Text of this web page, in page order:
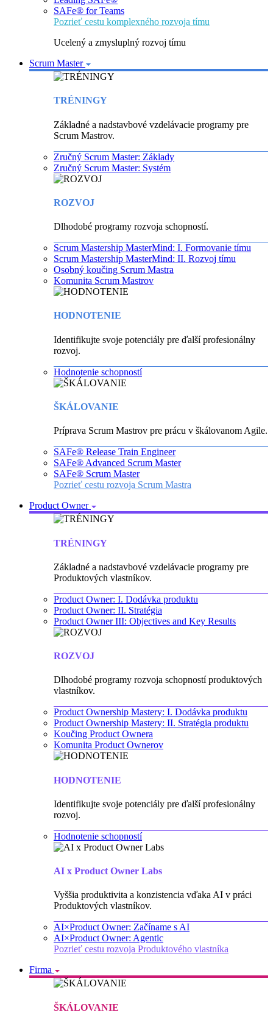
SAFe® for Teams
Pozrieť cestu komplexného rozvoja tímu
Ucelený a zmysluplný rozvoj tímu
Scrum Master
TRÉNINGY
Základné a nadstavbové vzdelávacie programy pre
Scrum Mastrov.
Zručný Scrum Master: Základy
Zručný Scrum Master: Systém
ROZVOJ
Dlhodobé programy rozvoja schopností.
Scrum Mastership MasterMind: I. Formovanie tímu
Scrum Mastership MasterMind: II. Rozvoj tímu
Osobný koučing Scrum Mastra
Komunita Scrum Mastrov
HODNOTENIE
Identifikujte svoje potenciály pre ďalší profesionálny
rozvoj.
Hodnotenie schopností
ŠKÁLOVANIE
Príprava Scrum Mastrov pre prácu v škálovanom Agile.
SAFe® Release Train Engineer
SAFe® Advanced Scrum Master
SAFe® Scrum Master
Pozrieť cestu rozvoja Scrum Mastra
Product Owner
TRÉNINGY
Základné a nadstavbové vzdelávacie programy pre
Produktových vlastníkov.
Product Owner: I. Dodávka produktu
Product Owner: II. Stratégia
Product Owner III: Objectives and Key Results
ROZVOJ
Dlhodobé programy rozvoja schopností produktových
vlastníkov.
Product Ownership Mastery: I. Dodávka produktu
Product Ownership Mastery: II. Stratégia produktu
Koučing Product Ownera
Komunita Product Ownerov
HODNOTENIE
Identifikujte svoje potenciály pre ďalší profesionálny
rozvoj.
Hodnotenie schopností
AI x Product Owner Labs
Vyššia produktivita a konzistencia vďaka AI v práci
Produktových vlastníkov.
AI×Product Owner: Začíname s AI
AI×Product Owner: Agentic
Pozrieť cestu rozvoja Produktového vlastníka
Firma
ŠKÁLOVANIE